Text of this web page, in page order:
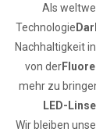
Als
Technologie
Nachhaltigkeit
von der
mehr zu
LED-
Wir bleiben